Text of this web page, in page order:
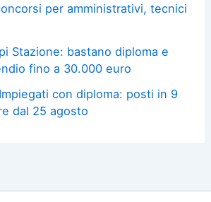
per amministrativi, tecnici
Stazione: bastano diploma e
fino a 30.000 euro
con diploma: posti in 9
dal 25 agosto